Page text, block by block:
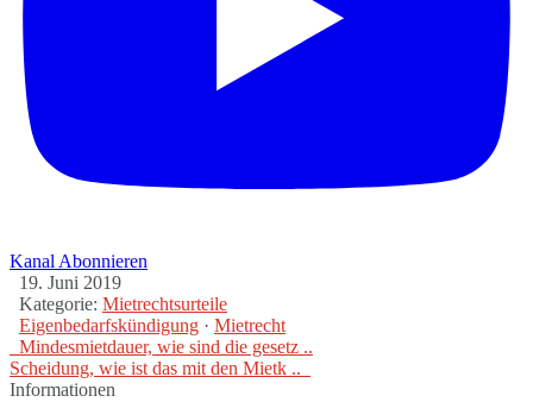
Kanal Abonnieren
19. Juni 2019
Kategorie: Mietrechtsurteile
Eigenbedarfskündigung · Mietrecht
Mindesmietdauer, wie sind die gesetz ..
Scheidung, wie ist das mit den Mietk ..
Informationen